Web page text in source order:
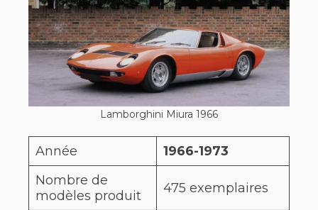
Lamborghini Miura 1966
Année
1966-1973
Nombre de
modèles produit
475 exemplaires